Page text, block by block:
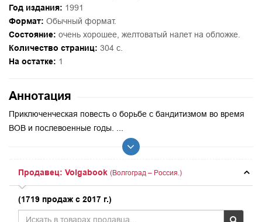
Год издания: 1991
Формат: Обычный формат.
Состояние: очень хорошее, желтоватый налет на обложке.
Количество страниц: 304 с.
На остатке: 1
Аннотация
Приключенческая повесть о борьбе с бандитизмом во время
ВОВ и послевоенные годы. ...
Продавец: Volgabook (Волгоград – Россия.)
(1719 продаж с 2017 г.)